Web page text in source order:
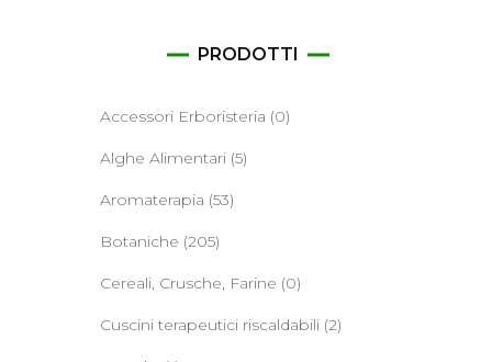
PRODOTTI
Accessori Erboristeria (0)
Alghe Alimentari (5)
Aromaterapia (53)
Botaniche (205)
Cereali, Crusche, Farine (0)
Cuscini terapeutici riscaldabili (2)